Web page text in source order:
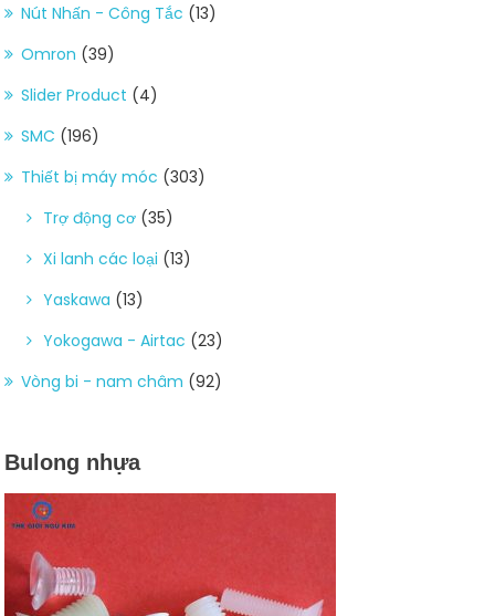
Nút Nhấn - Công Tắc (13)
Omron (39)
Slider Product (4)
SMC (196)
Thiết bị máy móc (303)
Trợ động cơ (35)
Xi lanh các loại (13)
Yaskawa (13)
Yokogawa - Airtac (23)
Vòng bi - nam châm (92)
Bulong nhựa